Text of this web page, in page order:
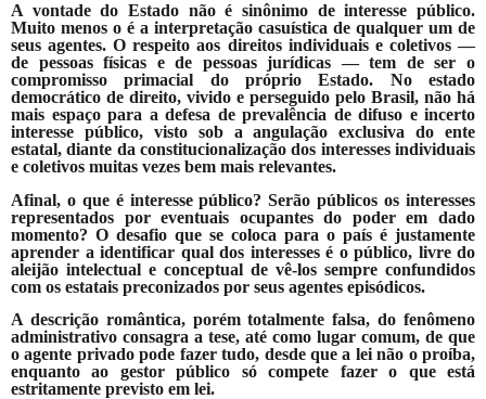
A vontade do Estado não é sinônimo de interesse público.
Muito menos o é a interpretação casuística de qualquer um de
seus agentes. O respeito aos direitos individuais e coletivos —
de pessoas físicas e de pessoas jurídicas — tem de ser o
compromisso primacial do próprio Estado. No estado
democrático de direito, vivido e perseguido pelo Brasil, não há
mais espaço para a defesa de prevalência de difuso e incerto
interesse público, visto sob a angulação exclusiva do ente
estatal, diante da constitucionalização dos interesses individuais
e coletivos muitas vezes bem mais relevantes.
Afinal, o que é interesse público? Serão públicos os interesses
representados por eventuais ocupantes do poder em dado
momento? O desafio que se coloca para o país é justamente
aprender a identificar qual dos interesses é o público, livre do
aleijão intelectual e conceptual de vê-los sempre confundidos
com os estatais preconizados por seus agentes episódicos.
A descrição romântica, porém totalmente falsa, do fenômeno
administrativo consagra a tese, até como lugar comum, de que
o agente privado pode fazer tudo, desde que a lei não o proíba,
enquanto ao gestor público só compete fazer o que está
estritamente previsto em lei.